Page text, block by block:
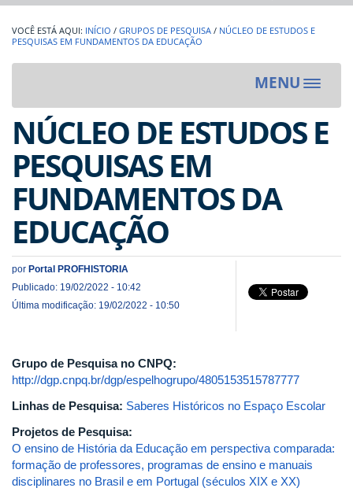
INÍCIO / GRUPOS DE PESQUISA / NÚCLEO DE ESTUDOS E
PESQUISAS EM FUNDAMENTOS DA EDUCAÇÃO
MENU
Toggle
NÚCLEO DE ESTUDOS E
PESQUISAS EM
FUNDAMENTOS DA
EDUCAÇÃO
por Portal PROFHISTORIA
Publicado: 19/02/2022 - 10:42
Última modificação: 19/02/2022 - 10:50
Grupo de Pesquisa no CNPQ:
http://dgp.cnpq.br/dgp/espelhogrupo/4805153515787777
Linhas de Pesquisa: Saberes Históricos no Espaço Escolar
Projetos de Pesquisa:
O ensino de História da Educação em perspectiva comparada:
formação de professores, programas de ensino e manuais
disciplinares no Brasil e em Portugal (séculos XIX e XX)